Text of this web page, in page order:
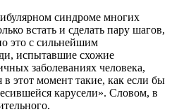
синдроме многих
встать и сделать пару шагов,
это с сильнейшим
испытавшие схожие
заболеваниях человека,
этот момент такие, как если бы
карусели». Словом, в